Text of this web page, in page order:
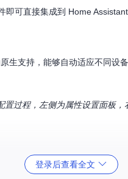
可直接集成到 Home
生支持，能够自动适应不同设
过程，左侧为属性设置面板，
每个卡片都针对特定设备类型
登录后查看全文